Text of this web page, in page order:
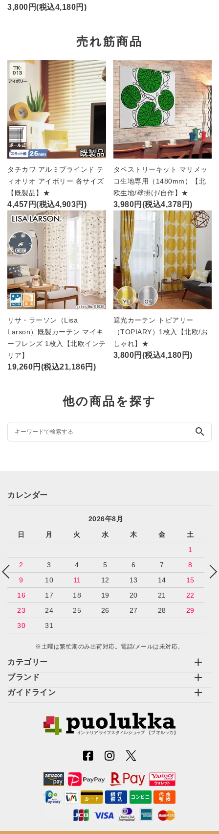
3,800円(税込4,180円)
売れ筋商品
タチカワ アルミブラインド テ
ィオリオ アイボリー 各サイズ
【既製品】★
4,457円(税込4,903円)
タペストリーキット マリメッ
コ生地専用（1480mm）【北
欧生地/壁掛け/自作】★
3,980円(税込4,378円)
リサ・ラーソン（Lisa
Larson）既製カーテン マイキ
ーフレンズ 1枚入【北欧インテ
リア】
19,260円(税込21,186円)
遮光カーテン トピアリー
（TOPIARY）1枚入【北欧/お
しゃれ】★
3,800円(税込4,180円)
他の商品を探す
search
カテゴリー
ブランド
ガイドライン
カレンダー
2026年8月
日
月 火 水 木 金
土
1
2
3 4 5 6 7
8
9
10 11 12 13 14
15
16
17 18 19 20 21
22
23
24 25 26 27 28
29
30
31
※土曜は繁忙期のみ出荷対応。電話/メールは未対応。